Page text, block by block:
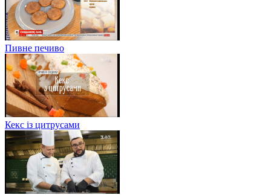
Пивне печиво
Кекс із цитрусами